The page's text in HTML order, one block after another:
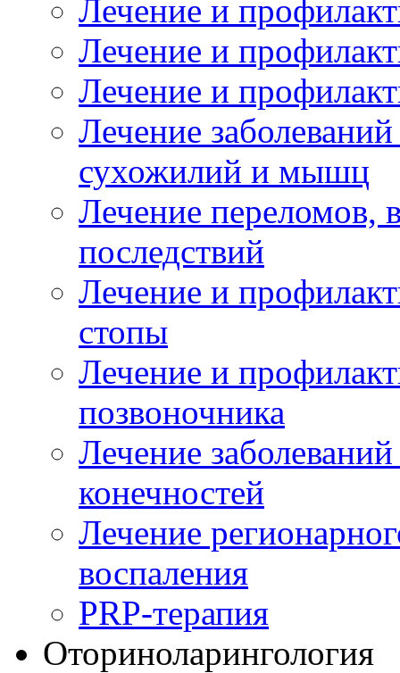
Лечение и
Лечение и
Лечение и
Лечение
сухожилий и мышц
Лечение переломов,
последствий
Лечение и
стопы
Лечение и
позвоночника
Лечение
конечностей
Лечение
воспаления
PRP-терапия
Оториноларингология